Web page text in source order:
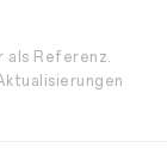
als Referenz.